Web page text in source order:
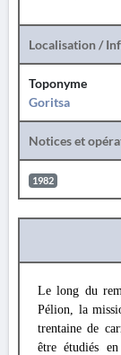
Localisation /
Toponyme
Goritsa
Notices et
1982
Le long du
Pélion, la
trentaine de
être étudiés